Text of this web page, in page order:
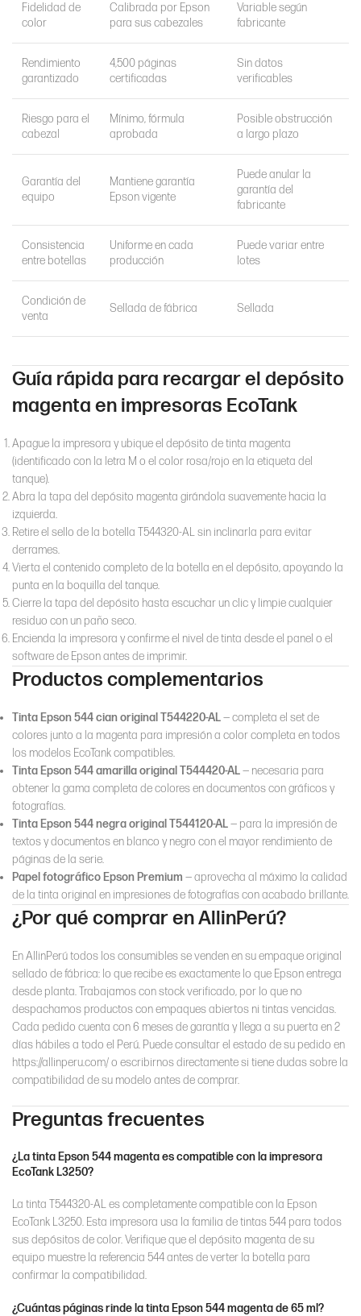
Fidelidad de
color
Calibrada por Epson
para sus cabezales
Variable según
fabricante
Rendimiento
garantizado
4,500 páginas
certificadas
Sin datos
verificables
Riesgo para el
cabezal
Mínimo, fórmula
aprobada
Posible obstrucción
a largo plazo
Garantía del
equipo
Mantiene garantía
Epson vigente
Puede anular la
garantía del
fabricante
Consistencia
entre botellas
Uniforme en cada
producción
Puede variar entre
lotes
Condición de
venta
Sellada de fábrica Sellada
Guía rápida para recargar el depósito
magenta en impresoras EcoTank
Apague la impresora y ubique el depósito de tinta magenta
(identificado con la letra M o el color rosa/rojo en la etiqueta del
tanque).
Abra la tapa del depósito magenta girándola suavemente hacia la
izquierda.
Retire el sello de la botella T544320-AL sin inclinarla para evitar
derrames.
Vierta el contenido completo de la botella en el depósito, apoyando la
punta en la boquilla del tanque.
Cierre la tapa del depósito hasta escuchar un clic y limpie cualquier
residuo con un paño seco.
Encienda la impresora y confirme el nivel de tinta desde el panel o el
software de Epson antes de imprimir.
Productos complementarios
Tinta Epson 544 cian original T544220-AL— completa el set de
colores junto a la magenta para impresión a color completa en todos
los modelos EcoTank compatibles.
Tinta Epson 544 amarilla original T544420-AL— necesaria para
obtener la gama completa de colores en documentos con gráficos y
fotografías.
Tinta Epson 544 negra original T544120-AL— para la impresión de
textos y documentos en blanco y negro con el mayor rendimiento de
páginas de la serie.
Papel fotográfico Epson Premium — aprovecha al máximo la calidad
de la tinta original en impresiones de fotografías con acabado brillante.
¿Por qué comprar en AllinPerú?
En AllinPerú todos los consumibles se venden en su empaque original
sellado de fábrica: lo que recibe es exactamente lo que Epson entrega
desde planta. Trabajamos con stock verificado, por lo que no
despachamos productos con empaques abiertos ni tintas vencidas.
Cada pedido cuenta con 6 meses de garantía y llega a su puerta en 2
días hábiles a todo el Perú. Puede consultar el estado de su pedido en
https://allinperu.com/ o escribirnos directamente si tiene dudas sobre la
compatibilidad de su modelo antes de comprar.
Preguntas frecuentes
¿La tinta Epson 544 magenta es compatible con la impresora
EcoTank L3250?
La tinta T544320-AL es completamente compatible con la Epson
EcoTank L3250. Esta impresora usa la familia de tintas 544 para todos
sus depósitos de color. Verifique que el depósito magenta de su
equipo muestre la referencia 544 antes de verter la botella para
confirmar la compatibilidad.
¿Cuántas páginas rinde la tinta Epson 544 magenta de 65 ml?